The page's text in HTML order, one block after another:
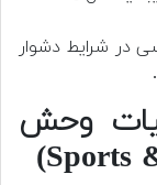
در شرایط دشوار
وحش